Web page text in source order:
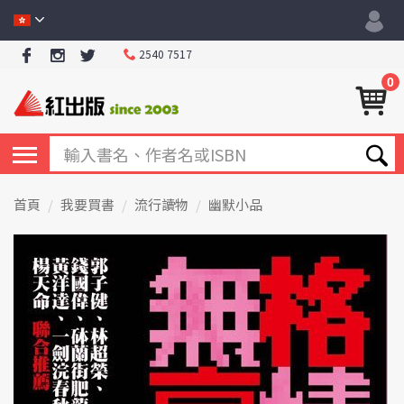
2540 7517
0
首頁 我要買書 流行讀物 幽默小品